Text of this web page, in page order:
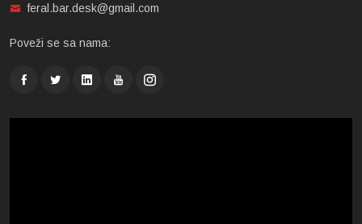
feral.bar.desk@gmail.com
Poveži se sa nama: